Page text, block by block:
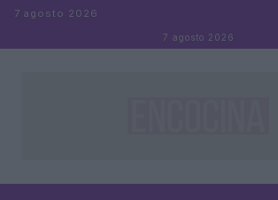
Saltar al contenido
7 agosto 2026
7 agosto 2026